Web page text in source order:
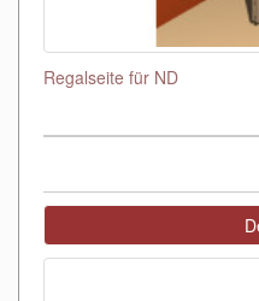
Regalseite für ND